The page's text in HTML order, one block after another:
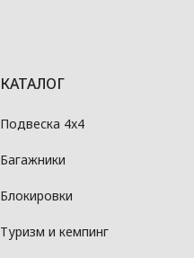
КАТАЛОГ
Подвеска 4x4
Багажники
Блокировки
Туризм и кемпинг